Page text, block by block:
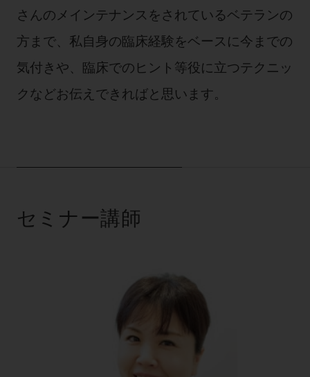
さんのメインテナンスをされているベテランの
方まで、私自身の臨床経験をベースに今までの
気付きや、臨床でのヒント等役に立つテクニッ
クなどお伝えできればと思います。
セミナー講師
モリタ友の会無料会員登録
DMR（ディーエムアール）
特集
宮城
東京
広島
Dental Plaza Tokyo
MDSCについて
Digital Seminar
電 話 /0800-222-8020
IP電話・ひかり電話は繋がらない場合がありま
受付時間 月～金 9:00～17:00 （祝日・夏季休
暇、年末年始を除く）